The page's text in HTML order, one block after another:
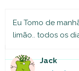
Eu Tomo de
limão.. todos os
Jack